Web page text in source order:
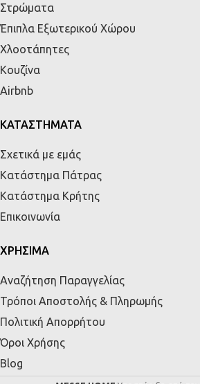
Στρώματα
Έπιπλα Εξωτερικού Χώρου
Χλοοτάπητες
Κουζίνα
Airbnb
ΚΑΤΑΣΤΗΜΑΤΑ
Σχετικά με εμάς
Κατάστημα Πάτρας
Κατάστημα Κρήτης
Επικοινωνία
ΧΡΗΣΙΜΑ
Αναζήτηση Παραγγελίας
Τρόποι Αποστολής & Πληρωμής
Πολιτική Απορρήτου
Όροι Χρήσης
Blog